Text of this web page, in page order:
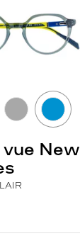
New